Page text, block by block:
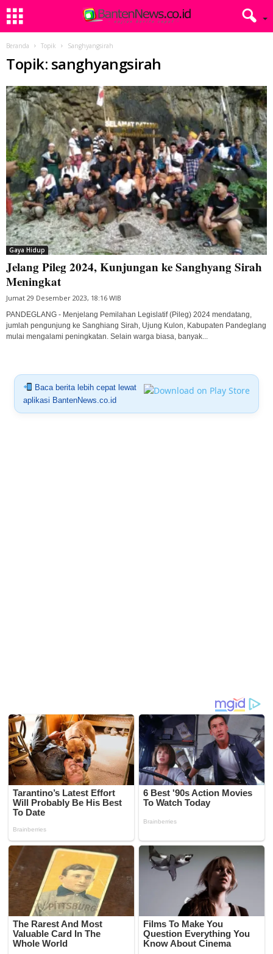
Beranda Topik Sanghyangsirah
Topik: sanghyangsirah
Gaya Hidup
Jelang Pileg 2024, Kunjungan ke Sanghyang Sirah
Meningkat
Jumat 29 Desember 2023, 18:16 WIB
PANDEGLANG - Menjelang Pemilahan Legislatif (Pileg) 2024 mendatang,
jumlah pengunjung ke Sanghiang Sirah, Ujung Kulon, Kabupaten Pandeglang
mulai mengalami peningkatan. Selain warga biasa, banyak...
Baca berita lebih cepat lewat
aplikasi BantenNews.co.id